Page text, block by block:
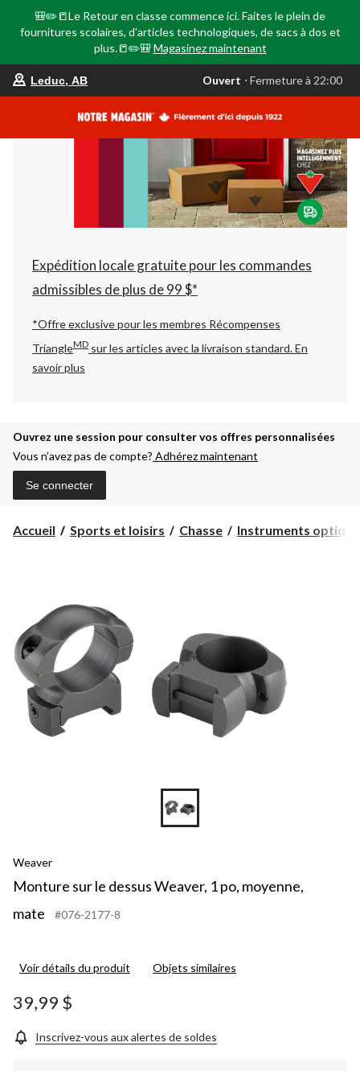
🎒✏️📒Le Retour en classe commence ici. Faites le plein de
fournitures scolaires, d'articles technologiques, de sacs à dos et
plus.📒✏️🎒 Magasinez maintenant
votre
est
AB,
Ouvert,
Fermeture
à
22:00
changer
Leduc, AB Ouvert ⋅ Fermeture à 22:00
Expédition locale gratuite pour les commandes
admissibles de plus de 99 $*
*Offre exclusive pour les membres Récompenses
TriangleMD sur les articles avec la livraison standard.En
savoir plus
Ouvrez une session pour consulter vos offres personnalisées
Vous n’avez pas de compte? Adhérez maintenant
Se connecter
Accueil Sports et loisirs Chasse Instruments
Weaver
Monture sur le dessus Weaver, 1 po, moyenne,
mate
#076-2177-8
Voir détails du produit Objets similaires
39,99 $
Inscrivez-vous aux alertes de soldes